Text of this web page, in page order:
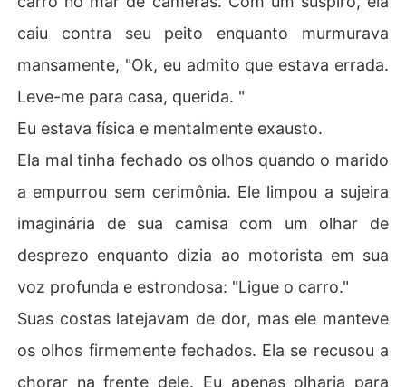
caiu contra seu peito enquanto murmurava
mansamente, "Ok, eu admito que estava errada.
Leve-me para casa, querida. "
Eu estava física e mentalmente exausto.
Ela mal tinha fechado os olhos quando o marido
a empurrou sem cerimônia. Ele limpou a sujeira
imaginária de sua camisa com um olhar de
desprezo enquanto dizia ao motorista em sua
voz profunda e estrondosa: "Ligue o carro."
Suas costas latejavam de dor, mas ele manteve
os olhos firmemente fechados. Ela se recusou a
chorar na frente dele. Eu apenas olharia para